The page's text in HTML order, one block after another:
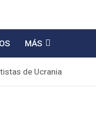
MÁS
de Ucrania